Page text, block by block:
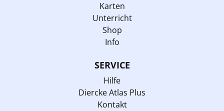
Karten
Unterricht
Shop
Info
SERVICE
Hilfe
Diercke Atlas Plus
Kontakt